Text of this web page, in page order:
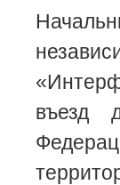
въезд